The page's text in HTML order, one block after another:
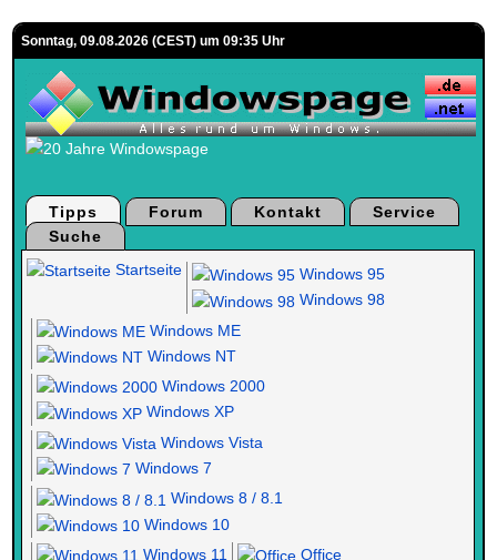
Sonntag, 09.08.2026 (CEST) um 09:35 Uhr
Tipps Forum Kontakt
Service
Suche
Startseite
Windows 95
Windows 98
Windows ME
Windows NT
Windows 2000
Windows XP
Windows Vista
Windows 7
Windows 8 / 8.1
Windows 10
Windows 11
Office